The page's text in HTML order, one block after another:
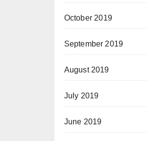
October 2019
September 2019
August 2019
July 2019
June 2019